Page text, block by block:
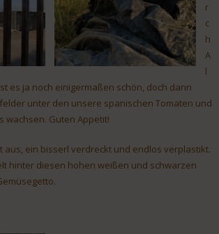
r
c
h
A
l
es ja noch einigermaßen schön, doch dann
unter den unsere spanischen Tomaten und
wachsen. Guten Appetit!
aus, ein bisserl verdreckt und endlos verplastikt.
hinter diesen hohen weißen und schwarzen